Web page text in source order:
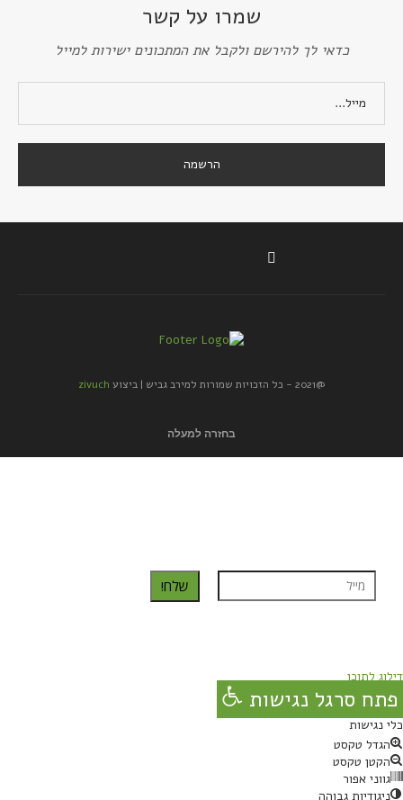
שמרו על קשר
כדאי לך להירשם ולקבל את המתכונים ישירות למייל
@2021 - כל הזכויות שמורות למירב גביש | ביצוע zivuch
בחזרה למעלה
שלח!
דילוג לתוכן
פתח סרגל נגישות
כלי נגישות
הגדל טקסט
הקטן טקסט
גווני אפור
ניגודיות גבוהה